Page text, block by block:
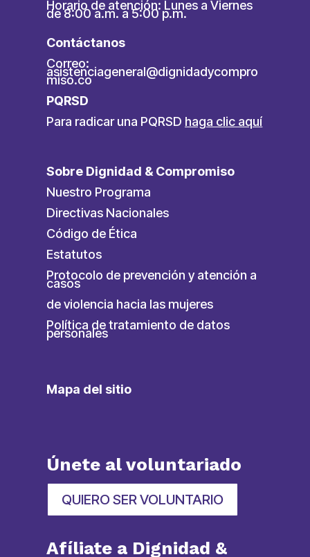
Horario de atención: Lunes a Viernes
de 8:00 a.m. a 5:00 p.m.
Contáctanos
Correo:
asistenciageneral@dignidadycompro
miso.co
PQRSD
Para radicar una PQRSD haga clic aquí
Sobre Dignidad & Compromiso
Nuestro Programa
Directivas Nacionales
Código de Ética
Estatutos
Protocolo de prevención y atención a
casos
de violencia hacia las mujeres
Política de tratamiento de datos
personales
Mapa del sitio
Únete al voluntariado
QUIERO SER VOLUNTARIO
Afíliate a Dignidad &